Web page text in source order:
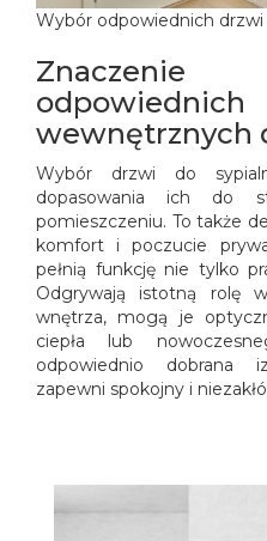
Wybór odpowiednich
wewnętrznych
Wybór drzwi do
dopasowania ich do
pomieszczeniu. To także
komfort i poczucie
pełnią funkcję nie tylko
Odgrywają istotną rolę
wnętrza, mogą je
ciepła lub
odpowiednio dobrana
zapewni spokojny i